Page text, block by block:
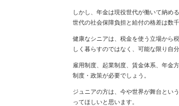
しかし、年金は現役世代が働いて納め
世代の社会保障負担と給付の格差は数
健康なシニアは、税金を使う立場から
しく暮らすのではなく、可能な限り自
雇用制度、起業制度、賃金体系、年金
制度・政策が必要でしょう。
ジュニアの方は、今や世界が舞台とい
ってほしいと思います。